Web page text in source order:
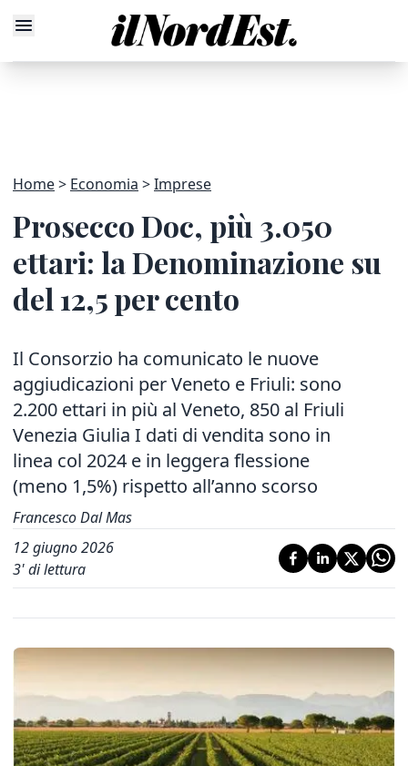
Home Economia Imprese
Prosecco Doc, più 3.050
ettari: la Denominazione su
del 12,5 per cento
Il Consorzio ha comunicato le nuove
aggiudicazioni per Veneto e Friuli: sono
2.200 ettari in più al Veneto, 850 al Friuli
Venezia Giulia I dati di vendita sono in
linea col 2024 e in leggera flessione
(meno 1,5%) rispetto all’anno scorso
Francesco Dal Mas
12 giugno 2026
3' di lettura